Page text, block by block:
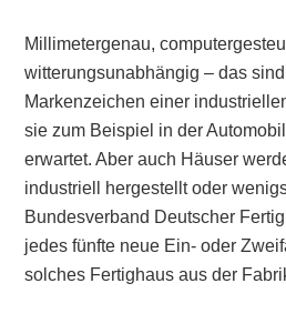
Millimetergenau,
witterungsunabhängig – das
Markenzeichen einer
sie zum Beispiel in der
erwartet. Aber auch Häuser
industriell hergestellt oder
Bundesverband Deutscher
jedes fünfte neue Ein- oder
solches Fertighaus aus der